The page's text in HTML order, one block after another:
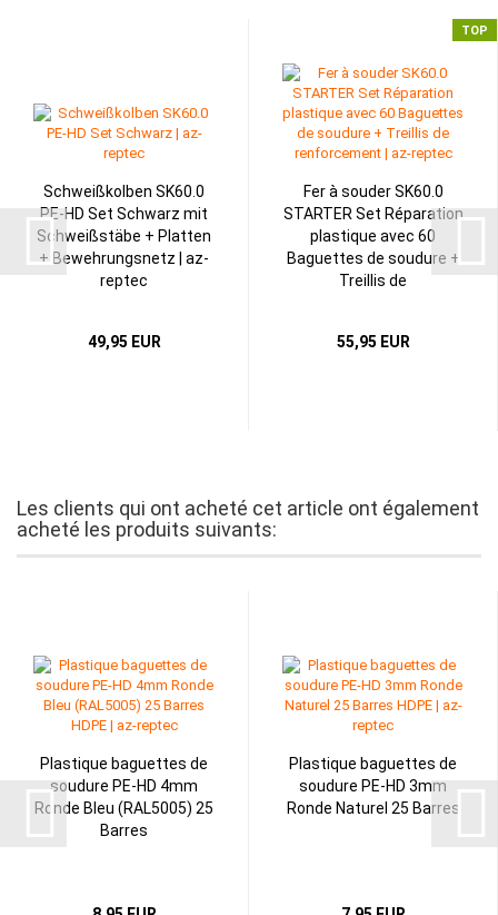
Schweißkolben SK60.0
PE-HD Set Schwarz mit
Schweißstäbe + Platten
+ Bewehrungsnetz | az-
reptec
49,95 EUR
TOP
Fer à souder SK60.0
STARTER Set Réparation
plastique avec 60
Baguettes de soudure +
Treillis de
55,95 EUR
Les clients qui ont acheté cet article ont également
acheté les produits suivants:
Plastique baguettes de
soudure PE-HD 4mm
Ronde Bleu (RAL5005) 25
Barres
Plastique baguettes de
soudure PE-HD 3mm
Ronde Naturel 25 Barres